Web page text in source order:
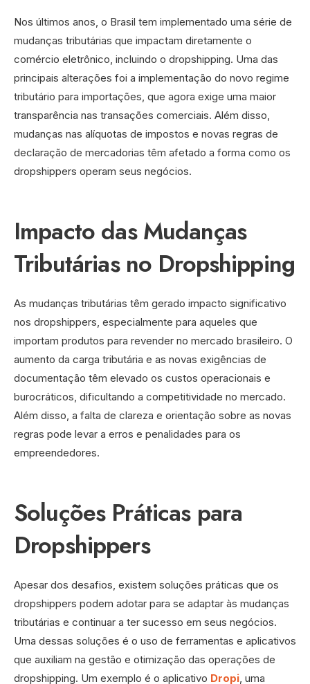
Nos últimos anos, o Brasil tem implementado uma série de
mudanças tributárias que impactam diretamente o
comércio eletrônico, incluindo o dropshipping. Uma das
principais alterações foi a implementação do novo regime
tributário para importações, que agora exige uma maior
transparência nas transações comerciais. Além disso,
mudanças nas alíquotas de impostos e novas regras de
declaração de mercadorias têm afetado a forma como os
dropshippers operam seus negócios.
Impacto das Mudanças
Tributárias no Dropshipping
As mudanças tributárias têm gerado impacto significativo
nos dropshippers, especialmente para aqueles que
importam produtos para revender no mercado brasileiro. O
aumento da carga tributária e as novas exigências de
documentação têm elevado os custos operacionais e
burocráticos, dificultando a competitividade no mercado.
Além disso, a falta de clareza e orientação sobre as novas
regras pode levar a erros e penalidades para os
empreendedores.
Soluções Práticas para
Dropshippers
Apesar dos desafios, existem soluções práticas que os
dropshippers podem adotar para se adaptar às mudanças
tributárias e continuar a ter sucesso em seus negócios.
Uma dessas soluções é o uso de ferramentas e aplicativos
que auxiliam na gestão e otimização das operações de
dropshipping. Um exemplo é o aplicativo Dropi , uma